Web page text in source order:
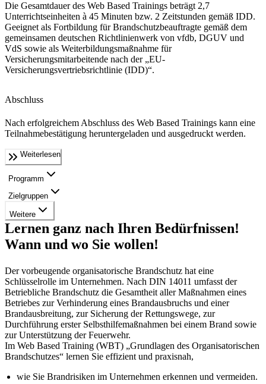
Die Gesamtdauer des Web Based Trainings beträgt 2,7
Unterrichtseinheiten à 45 Minuten bzw. 2 Zeitstunden gemäß IDD.
Geeignet als Fortbildung für Brandschutzbeauftragte gemäß dem
gemeinsamen deutschen Richtlinienwerk von vfdb, DGUV und
VdS sowie als Weiterbildungsmaßnahme für
Versicherungsmitarbeitende nach der „EU-
Versicherungsvertriebsrichtlinie (IDD)“.
Abschluss
Nach erfolgreichem Abschluss des Web Based Trainings kann eine
Teilnahmebestätigung heruntergeladen und ausgedruckt werden.
Weiterlesen
Programm
Zielgruppen
Weitere
Lernen ganz nach Ihren Bedürfnissen!
Wann und wo Sie wollen!
Der vorbeugende organisatori­sche Brandschutz hat eine
Schlüsselrolle im Unternehmen. Nach DIN 14011 umfasst der
Betriebliche Brandschutz die Gesamtheit aller Maßnahmen eines
Betrie­bes zur Verhinderung eines Brandausbruchs und einer
Brandausbreitung, zur Sicherung der Rettungswege, zur
Durchführung erster Selbsthilfemaßnahmen bei einem Brand sowie
zur Unterstützung der Feuerwehr.
Im Web Based Training (WBT) „Grundlagen des Organisatorischen
Brandschutzes“ lernen Sie effizient und praxisnah,
wie Sie Brandrisiken im Unternehmen erkennen und vermeiden.